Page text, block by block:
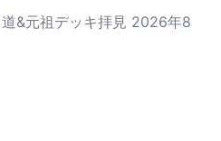
道&元祖デッキ拝見 2026年8